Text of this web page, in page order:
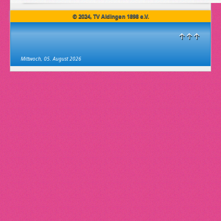
© 2024, TV Aldingen 1898 e.V.
↑↑↑
Mittwoch, 05. August 2026